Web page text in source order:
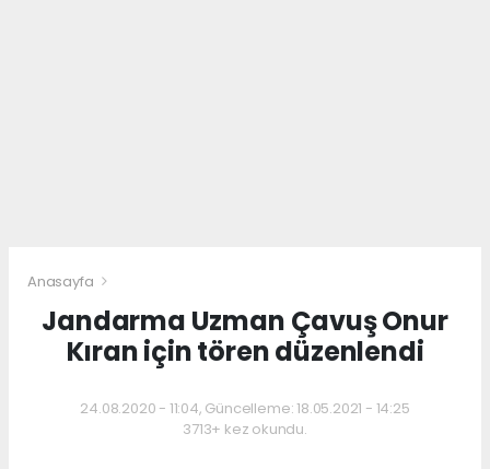
Anasayfa
Jandarma Uzman Çavuş Onur
Kıran için tören düzenlendi
24.08.2020 - 11:04, Güncelleme: 18.05.2021 - 14:25
3713+ kez okundu.